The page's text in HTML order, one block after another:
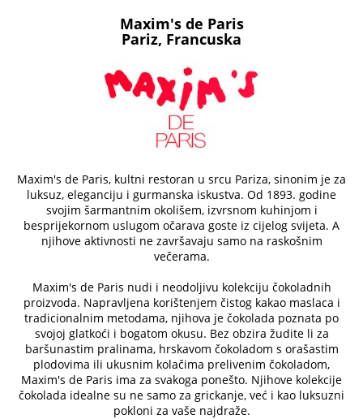
Maxim's de Paris
Pariz, Francuska
Maxim's de Paris, kultni restoran u srcu Pariza, sinonim je za
luksuz, eleganciju i gurmanska iskustva. Od 1893. godine
svojim šarmantnim okolišem, izvrsnom kuhinjom i
besprijekornom uslugom očarava goste iz cijelog svijeta. A
njihove aktivnosti ne završavaju samo na raskošnim
večerama.
Maxim's de Paris nudi i neodoljivu kolekciju čokoladnih
proizvoda. Napravljena korištenjem čistog kakao maslaca i
tradicionalnim metodama, njihova je čokolada poznata po
svojoj glatkoći i bogatom okusu. Bez obzira žudite li za
baršunastim pralinama, hrskavom čokoladom s orašastim
plodovima ili ukusnim kolačima prelivenim čokoladom,
Maxim's de Paris ima za svakoga ponešto. Njihove kolekcije
čokolada idealne su ne samo za grickanje, već i kao luksuzni
pokloni za vaše najdraže.